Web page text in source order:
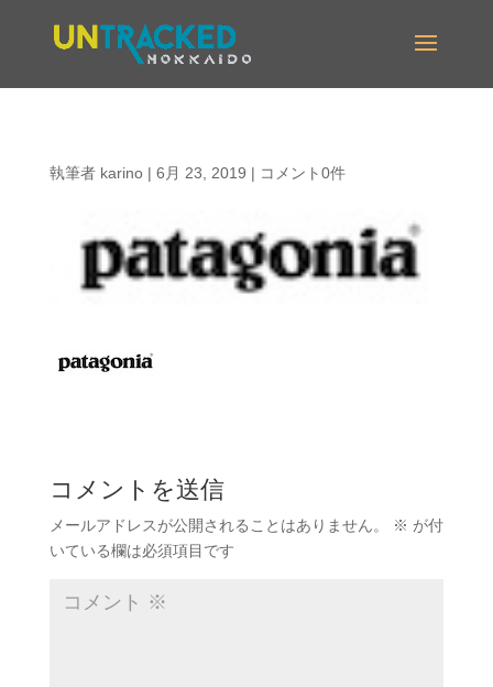
執筆者 karino| 6月 23, 2019 | コメント0件
コメントを送信
メールアドレスが公開されることはありません。 ※ が付
いている欄は必須項目です